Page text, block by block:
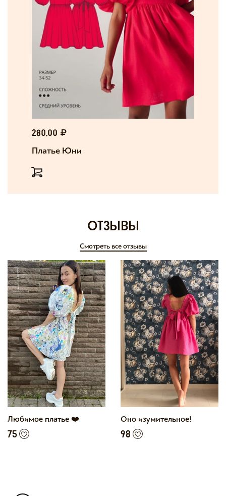
280,00
Платье Юни
отзывы
Смотреть все отзывы
Любимое платье ❤️
75
Оно изумительное!
98